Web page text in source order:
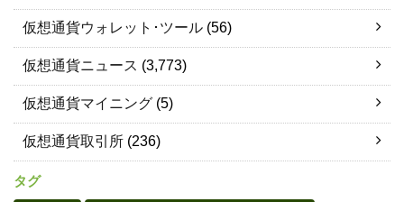
仮想通貨ウォレット･ツール (56)
仮想通貨ニュース (3,773)
仮想通貨マイニング (5)
仮想通貨取引所 (236)
タグ